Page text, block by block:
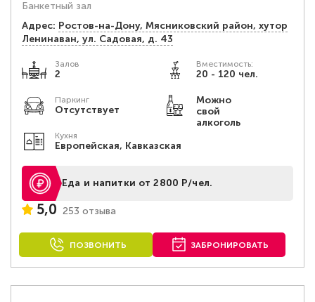
Банкетный зал
Адрес: Ростов-на-Дону, Мясниковский район, хутор
Ленинаван, ул. Садовая, д. 43
Залов
2
Вместимость:
20 - 120 чел.
Паркинг
Отсутствует
Можно
свой
алкоголь
Кухня
Европейская, Кавказская
Еда и напитки от 2800 Р/чел.
5,0 253 отзыва
ПОЗВОНИТЬ ЗАБРОНИРОВАТЬ